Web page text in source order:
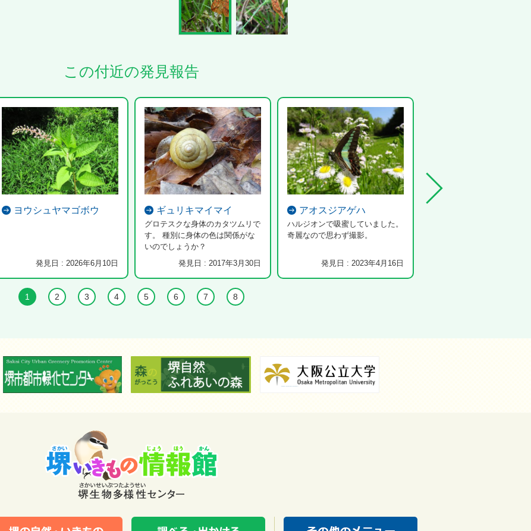
この付近の発見報告
ヨウシュヤマゴボウ
発見日 : 2026年6月10日
ギュリキマイマイ
グロテスクな身体のカタツムリで
す。 種別に身体の色は関係がな
いのでしょうか？
発見日 : 2017年3月30日
アオスジアゲハ
ハルジオンで吸蜜していました。
奇麗なので思わず撮影。
発見日 : 2023年4月16日
1 2 3 4 5 6 7 8